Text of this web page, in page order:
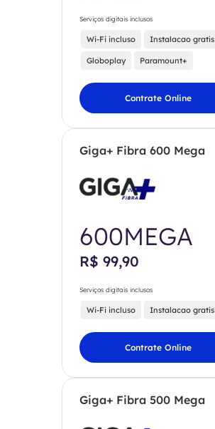
Serviços digitais inclusos
Wi-Fi incluso Instalacao gratis
Globoplay Paramount+
Contrate Online
Giga+ Fibra 600 Mega
600MEGA
R$ 99,90
Serviços digitais inclusos
Wi-Fi incluso Instalacao gratis
Contrate Online
Giga+ Fibra 500 Mega